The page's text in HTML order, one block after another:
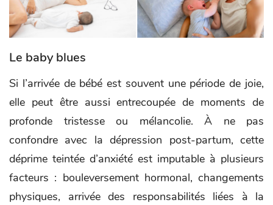
Le baby blues
Si l’arrivée de bébé est souvent une période de joie,
elle peut être aussi entrecoupée de moments de
profonde tristesse ou mélancolie. À ne pas
confondre avec la dépression post-partum, cette
déprime teintée d’anxiété est imputable à plusieurs
facteurs : bouleversement hormonal, changements
physiques, arrivée des responsabilités liées à la